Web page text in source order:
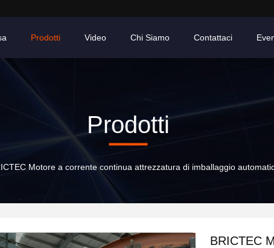
Prodotti Video Chi Siamo Contattaci
Prodotti
Motore a corrente continua attrezzatura di imballaggio
BRICTEC